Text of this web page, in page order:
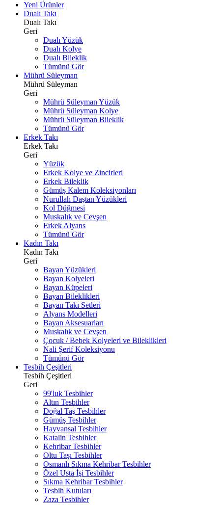
Yeni Ürünler
Dualı Takı
Dualı Takı
Geri
Dualı Yüzük
Dualı Kolye
Dualı Bileklik
Tümünü Gör
Mührü Süleyman
Mührü Süleyman
Geri
Mührü Süleyman Yüzük
Mührü Süleyman Kolye
Mührü Süleyman Bileklik
Tümünü Gör
Erkek Takı
Erkek Takı
Geri
Yüzük
Erkek Kolye ve Zincirleri
Erkek Bileklik
Gümüş Kalem Koleksiyonları
Nurullah Daştan Yüzükleri
Kol Düğmesi
Muskalık ve Cevşen
Erkek Alyans
Tümünü Gör
Kadın Takı
Kadın Takı
Geri
Bayan Yüzükleri
Bayan Kolyeleri
Bayan Küpeleri
Bayan Bileklikleri
Bayan Takı Setleri
Alyans Modelleri
Bayan Aksesuarları
Muskalık ve Cevşen
Çocuk / Bebek Kolyeleri ve Bileklikleri
Nali Şerif Koleksiyonu
Tümünü Gör
Tesbih Çeşitleri
Tesbih Çeşitleri
Geri
99'luk Tesbihler
Altın Tesbihler
Doğal Taş Tesbihler
Gümüş Tesbihler
Hayvansal Tesbihler
Katalin Tesbihler
Kehribar Tesbihler
Oltu Taşı Tesbihler
Osmanlı Sıkma Kehribar Tesbihler
Özel Usta İşi Tesbihler
Sıkma Kehribar Tesbihler
Tesbih Kutuları
Zaza Tesbihler